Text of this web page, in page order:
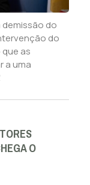
demissão do
do
as
a uma
O